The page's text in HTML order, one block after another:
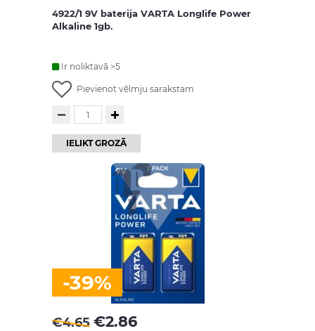
4922/1 9V baterija VARTA Longlife Power
Alkaline 1gb.
Ir noliktavā >5
Pievienot vēlmju sarakstam
IELIKT GROZĀ
-39%
€4.65 €2.86